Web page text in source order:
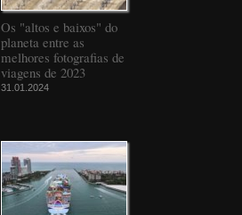
Os "altos e baixos" do
planeta entre as
melhores fotografias de
viagens de 2023
31.01.2024